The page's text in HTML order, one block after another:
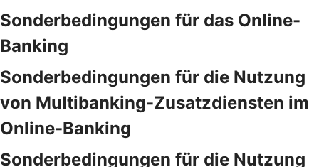
Sonderbedingungen für das Online-
Banking
Sonderbedingungen für die Nutzung
von Multibanking-Zusatzdiensten im
Online-Banking
Sonderbedingungen für die Nutzung